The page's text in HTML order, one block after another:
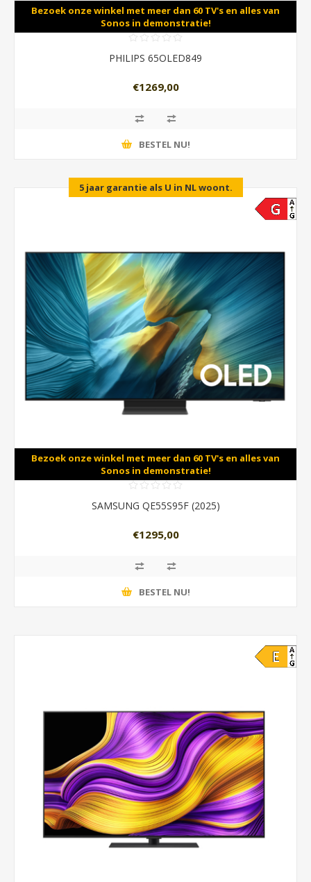
Bezoek onze winkel met meer dan 60 TV's en alles van
Sonos in demonstratie!
PHILIPS 65OLED849
€1269,00
BESTEL NU!
5 jaar garantie als U in NL woont.
Bezoek onze winkel met meer dan 60 TV's en alles van
Sonos in demonstratie!
SAMSUNG QE55S95F (2025)
€1295,00
BESTEL NU!